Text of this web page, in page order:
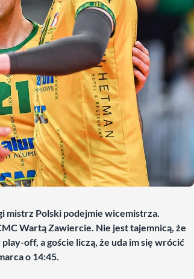
mistrz Polski podejmie wicemistrza.
Wartą Zawiercie. Nie jest tajemnicą, że
off, a goście liczą, że uda im się wrócić
o 14:45.